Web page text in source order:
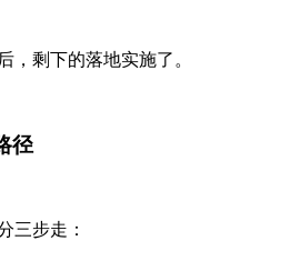
，剩下的落地实施了。
径
三步走：